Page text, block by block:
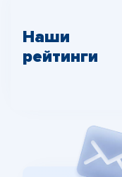
Наши
рейтинги